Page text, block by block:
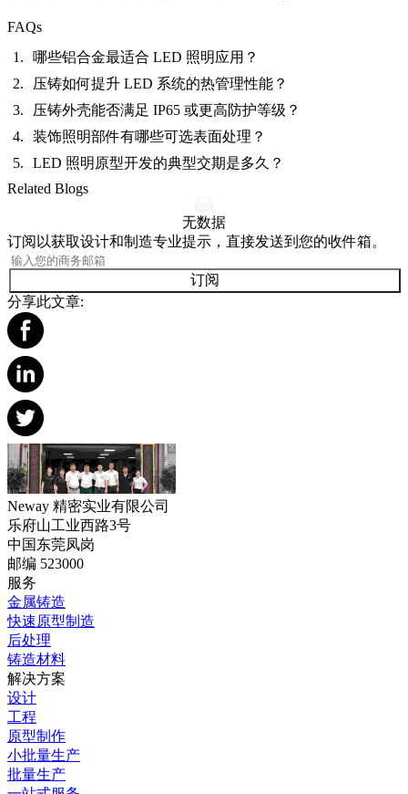
FAQs
哪些铝合金最适合 LED 照明应用？
压铸如何提升 LED 系统的热管理性能？
压铸外壳能否满足 IP65 或更高防护等级？
装饰照明部件有哪些可选表面处理？
LED 照明原型开发的典型交期是多久？
Related Blogs
无数据
订阅以获取设计和制造专业提示，直接发送到您的收件箱。
订阅
分享此文章:
Neway 精密实业有限公司
乐府山工业西路3号
中国东莞凤岗
邮编 523000
服务
金属铸造
快速原型制造
后处理
铸造材料
解决方案
设计
工程
原型制作
小批量生产
批量生产